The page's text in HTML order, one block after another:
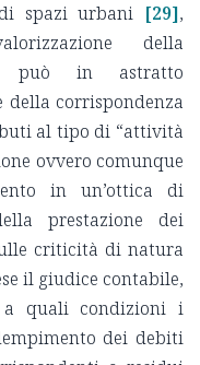
spazi urbani [29],
della
può in astratto
della corrispondenza
al tipo di “attività
ovvero comunque
in un’ottica di
prestazione dei
criticità di natura
il giudice contabile,
a quali condizioni i
dei debiti